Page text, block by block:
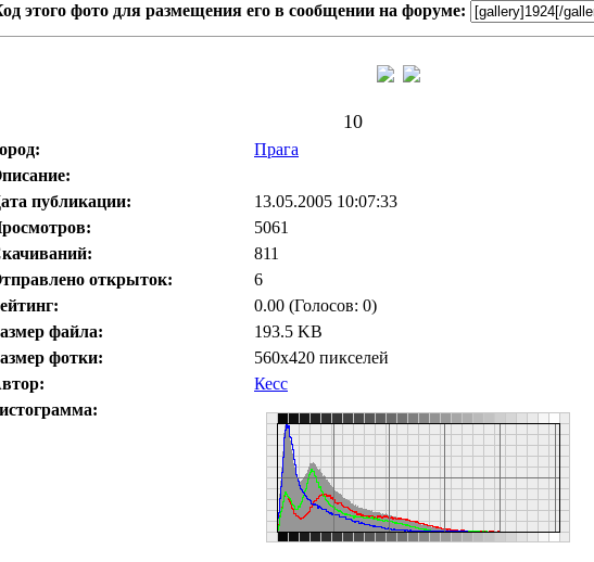
этого фото для размещения его в сообщении на форуме:
10
Прага
публикации:
13.05.2005 10:07:33
5061
811
открыток:
6
0.00 (Голосов: 0)
файла:
193.5 KB
фотки:
560x420 пикселей
Кесс